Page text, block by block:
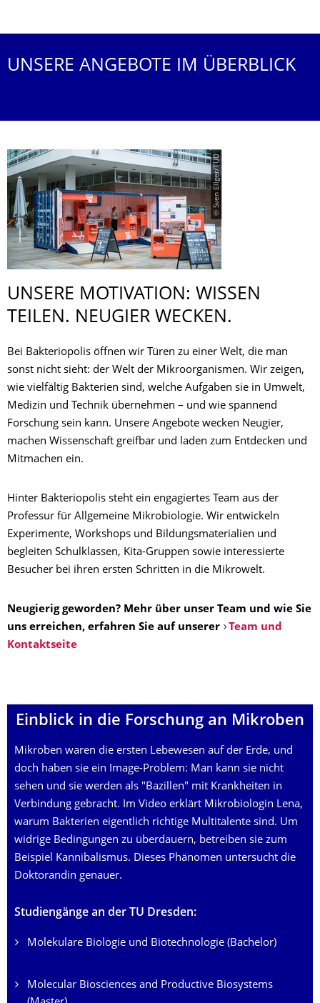
UNSERE ANGEBOTE IM ÜBERBLICK
© Sven Ellger/TUD
UNSERE MOTIVATION: WISSEN
TEILEN. NEUGIER WECKEN.
Bei Bakteriopolis öffnen wir Türen zu einer Welt, die man
sonst nicht sieht: der Welt der Mikroorganismen. Wir zeigen,
wie vielfältig Bakterien sind, welche Aufgaben sie in Umwelt,
Medizin und Technik übernehmen – und wie spannend
Forschung sein kann. Unsere Angebote wecken Neugier,
machen Wissenschaft greifbar und laden zum Entdecken und
Mitmachen ein.
Hinter Bakteriopolis steht ein engagiertes Team aus der
Professur für Allgemeine Mikrobiologie. Wir entwickeln
Experimente, Workshops und Bildungsmaterialien und
begleiten Schulklassen, Kita-Gruppen sowie interessierte
Besucher bei ihren ersten Schritten in die Mikrowelt.
Neugierig geworden? Mehr über unser Team und wie Sie
uns erreichen, erfahren Sie auf unserer
Team und
Kontaktseite
Einblick in die Forschung an Mikroben
Mikroben waren die ersten Lebewesen auf der Erde, und
doch haben sie ein Image-Problem: Man kann sie nicht
sehen und sie werden als "Bazillen" mit Krankheiten in
Verbindung gebracht. Im Video erklärt Mikrobiologin Lena,
warum Bakterien eigentlich richtige Multitalente sind. Um
widrige Bedingungen zu überdauern, betreiben sie zum
Beispiel Kannibalismus. Dieses Phänomen untersucht die
Doktorandin genauer.
Studiengänge an der TU Dresden:
Molekulare Biologie und Biotechnologie (Bachelor)
Molecular Biosciences and Productive Biosystems